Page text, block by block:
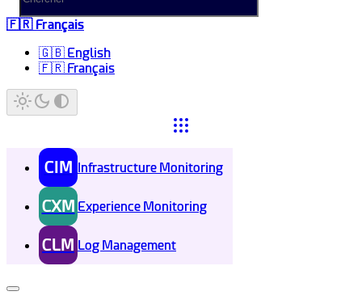
🇫🇷 Français
🇬🇧 English
🇫🇷 Français
CIM Infrastructure Monitoring
CXM Experience Monitoring
CLM Log Management